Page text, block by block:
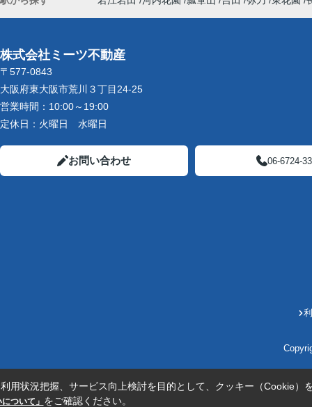
株式会社ミーツ不動産
〒577-0843
大阪府東大阪市荒川３丁目24-25
営業時間： 10:00～19:00
定休日： 火曜日 水曜日
お問い合わせ 06-6724-
用状況把握、サービス向上検討を目的として、クッキー（Cookie）
ついて」 をご確認ください。